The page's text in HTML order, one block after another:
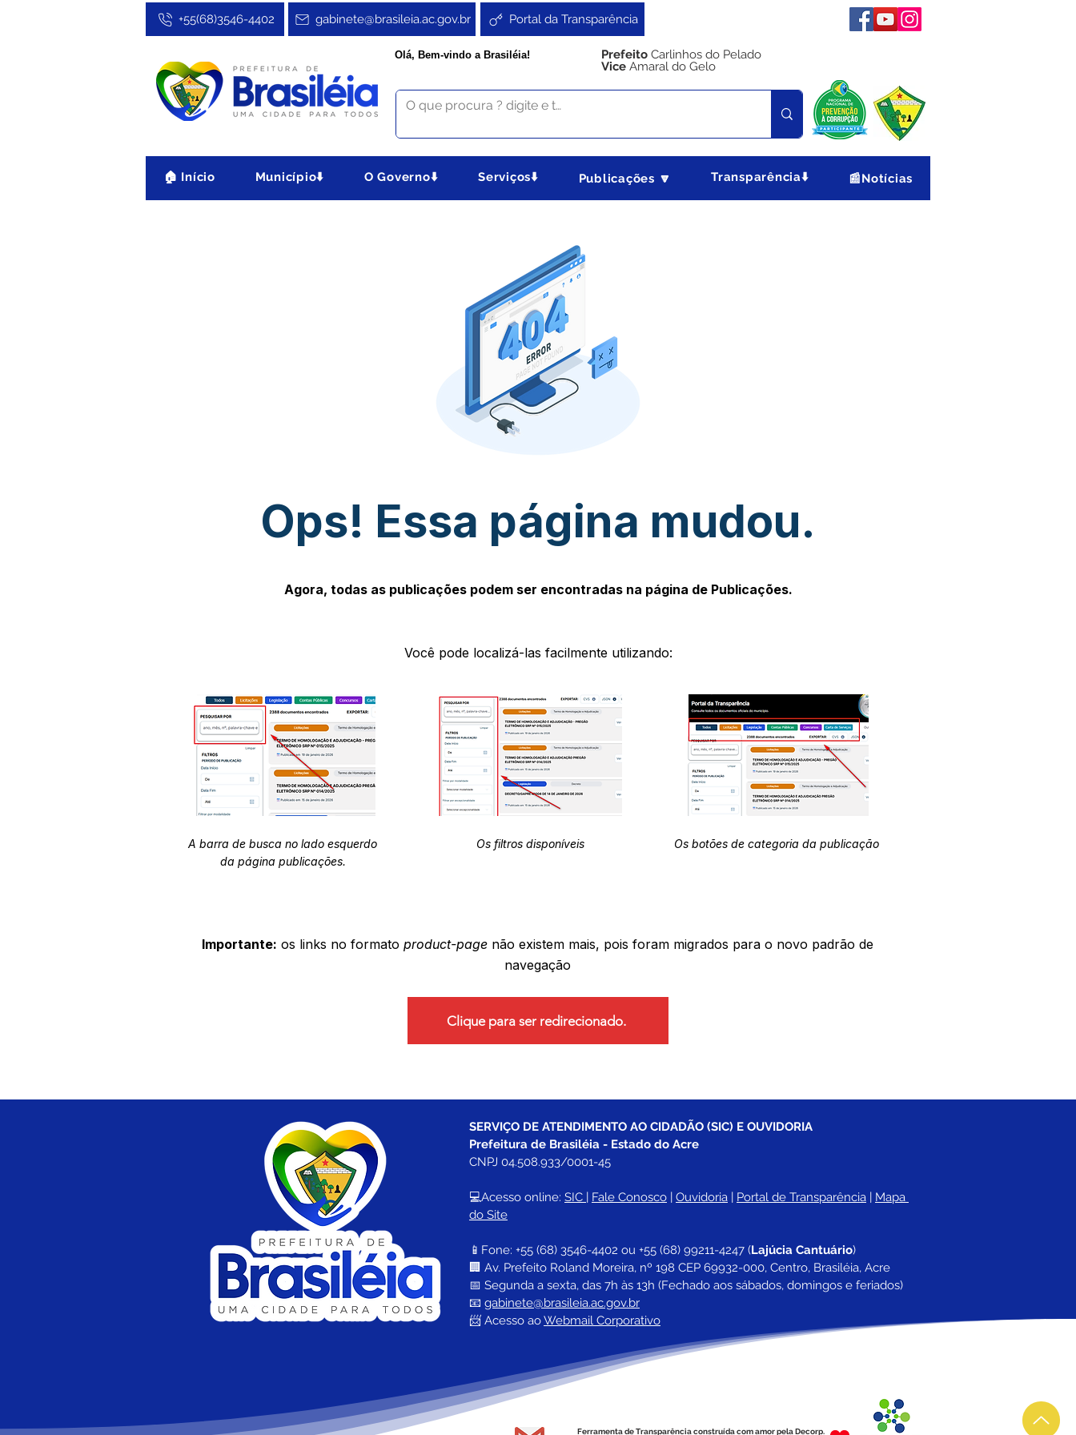
Portal da Transparência
gabinete@brasileia.ac.gov.br
+55(68)3546-4402
Olá, Bem-vindo a Brasiléia! Prefeito Carlinhos do Pelado
Vice Amaral do Gelo
🏠 Início Município⬇️ O Governo⬇️ Serviços⬇️ Publicações 🔽 Transparência⬇️ 📰Notícias
Ops! Essa página mudou.
Agora, todas as publicações podem ser encontradas na página de Publicações.
Você pode localizá-las facilmente utilizando:
A barra de busca no lado esquerdo
da página publicações.
Os filtros disponíveis Os botões de categoria da publicação
Importante: os links no formato product-page não existem mais, pois foram migrados para o novo padrão de
navegação
Clique para ser redirecionado.
SERVIÇO DE ATENDIMENTO AO CIDADÃO (SIC) E OUVIDORIA
Prefeitura de Brasiléia - Estado do Acre
CNPJ 04.508.933/0001-45
💻Acesso online: SIC | Fale Conosco | Ouvidoria | Portal de Transparência | Mapa
do Site
📱Fone: +55 (68) 3546-4402 ou +55 (68) 99211-4247 (Lajúcia Cantuário)
🏢 Av. Prefeito Roland Moreira, nº 198 CEP 69932-000, Centro, Brasiléia, Acre
📅 Segunda a sexta, das 7h às 13h (Fechado aos sábados, domingos e feriados)
📧 gabinete@brasileia.ac.gov.br
📨 Acesso ao Webmail Corporativo
Ferramenta de Transparência construída com amor pela Decorp.